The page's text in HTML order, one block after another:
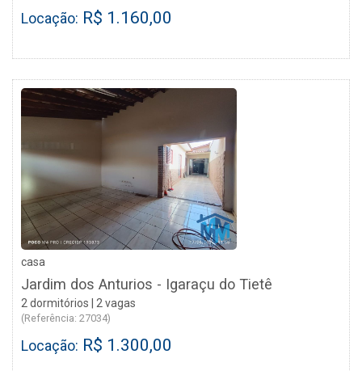
Locação: R$ 1.160,00
casa
Jardim dos Anturios - Igaraçu do Tietê
2 dormitórios | 2 vagas
(Referência: 27034)
Locação: R$ 1.300,00